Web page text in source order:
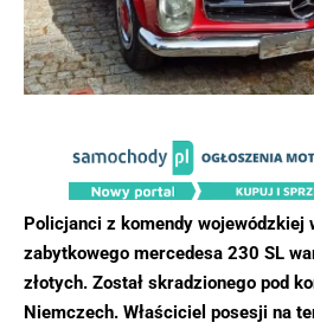
Policjanci z komendy wojewódzkiej
zabytkowego mercedesa 230 SL
złotych. Został skradzionego pod
Niemczech. Właściciel posesji na